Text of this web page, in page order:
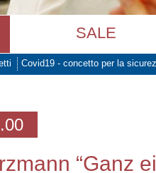
SALE
Covid19 - concetto per la
“Ganz